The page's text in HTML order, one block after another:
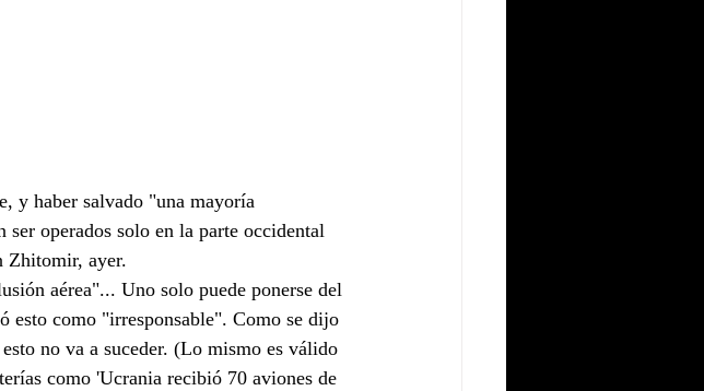
y haber salvado "una mayoría
ser operados solo en la parte occidental
Zhitomir, ayer.
aérea"... Uno solo puede ponerse del
como "irresponsable". Como se dijo
no va a suceder. (Lo mismo es válido
como 'Ucrania recibió 70 aviones de